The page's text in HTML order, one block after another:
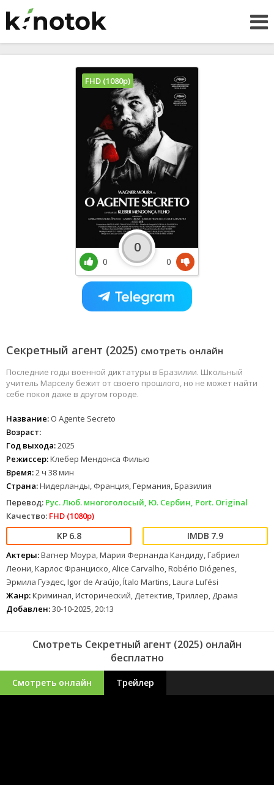
Секретный агент (2025) смотреть онлайн
Последние годы военной диктатуры в Бразилии. Школьный
учитель Марселу бежит от своего прошлого, но не может найти
себе покоя даже в другом городе.
Название: O Agente Secreto
Возраст:
Год выхода:2025
Режиссер:Клебер Мендонса Филью
Время:2 ч 38 мин
Страна:Нидерланды, Франция, Германия, Бразилия
Перевод: Рус. Люб. многоголосый, Ю. Сербин, Port. Original
Качество: FHD (1080p)
6.8 7.9
Актеры:Вагнер Моура, Мария Фернанда Кандиду, Габриел
Леони, Карлос Франциско, Alice Carvalho, Robério Diógenes,
Эрмила Гуэдес, Igor de Araújo, Ítalo Martins, Laura Lufési
Жанр:Криминал, Исторический, Детектив, Триллер, Драма
Добавлен:30-10-2025, 20:13
FHD (1080p)
0
0
0
Смотреть Секретный агент (2025) онлайн
бесплатно
Смотреть онлайн Трейлер